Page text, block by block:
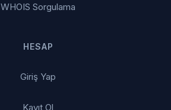
WHOIS Sorgulama
HESAP
Giriş Yap
Kayıt Ol